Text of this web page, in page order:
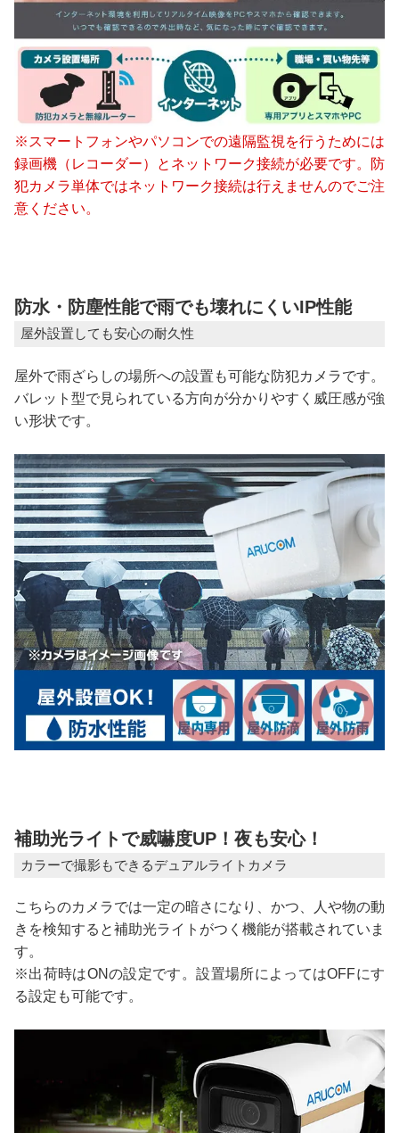
※スマートフォンやパソコンでの遠隔監視を行うためには
録画機（レコーダー）とネットワーク接続が必要です。防
犯カメラ単体ではネットワーク接続は行えませんのでご注
意ください。
防水・防塵性能で雨でも壊れにくいIP性能
屋外設置しても安心の耐久性
屋外で雨ざらしの場所への設置も可能な防犯カメラです。
バレット型で見られている方向が分かりやすく威圧感が強
い形状です。
補助光ライトで威嚇度UP！夜も安心！
カラーで撮影もできるデュアルライトカメラ
こちらのカメラでは一定の暗さになり、かつ、人や物の動
きを検知すると補助光ライトがつく機能が搭載されていま
す。
※出荷時はONの設定です。設置場所によってはOFFにす
る設定も可能です。